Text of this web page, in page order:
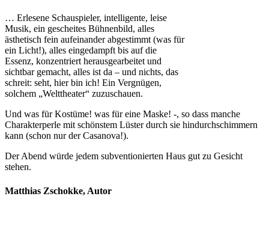
… Erlesene Schauspieler, intelligente, leise
Musik, ein gescheites Bühnenbild, alles
ästhetisch fein aufeinander abgestimmt (was für
ein Licht!), alles eingedampft bis auf die
Essenz, konzentriert herausgearbeitet und
sichtbar gemacht, alles ist da – und nichts, das
schreit: seht, hier bin ich! Ein Vergnügen,
solchem „Welttheater“ zuzuschauen.
Und was für Kostüme! was für eine Maske! -, so dass manche
Charakterperle mit schönstem Lüster durch sie hindurchschimmern
kann (schon nur der Casanova!).
Der Abend würde jedem subventionierten Haus gut zu Gesicht
stehen.
Matthias Zschokke, Autor